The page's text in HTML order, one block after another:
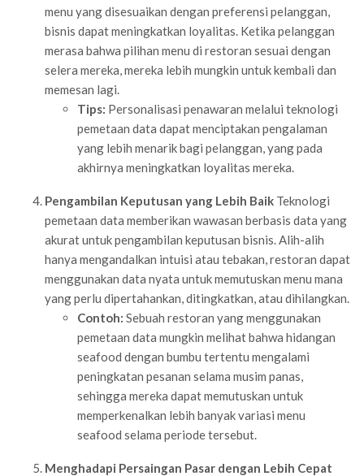
menu yang disesuaikan dengan preferensi pelanggan,
bisnis dapat meningkatkan loyalitas. Ketika pelanggan
merasa bahwa pilihan menu di restoran sesuai dengan
selera mereka, mereka lebih mungkin untuk kembali dan
memesan lagi.
Tips: Personalisasi penawaran melalui teknologi
pemetaan data dapat menciptakan pengalaman
yang lebih menarik bagi pelanggan, yang pada
akhirnya meningkatkan loyalitas mereka.
Pengambilan Keputusan yang Lebih Baik Teknologi
pemetaan data memberikan wawasan berbasis data yang
akurat untuk pengambilan keputusan bisnis. Alih-alih
hanya mengandalkan intuisi atau tebakan, restoran dapat
menggunakan data nyata untuk memutuskan menu mana
yang perlu dipertahankan, ditingkatkan, atau dihilangkan.
Contoh: Sebuah restoran yang menggunakan
pemetaan data mungkin melihat bahwa hidangan
seafood dengan bumbu tertentu mengalami
peningkatan pesanan selama musim panas,
sehingga mereka dapat memutuskan untuk
memperkenalkan lebih banyak variasi menu
seafood selama periode tersebut.
Menghadapi Persaingan Pasar dengan Lebih Cepat